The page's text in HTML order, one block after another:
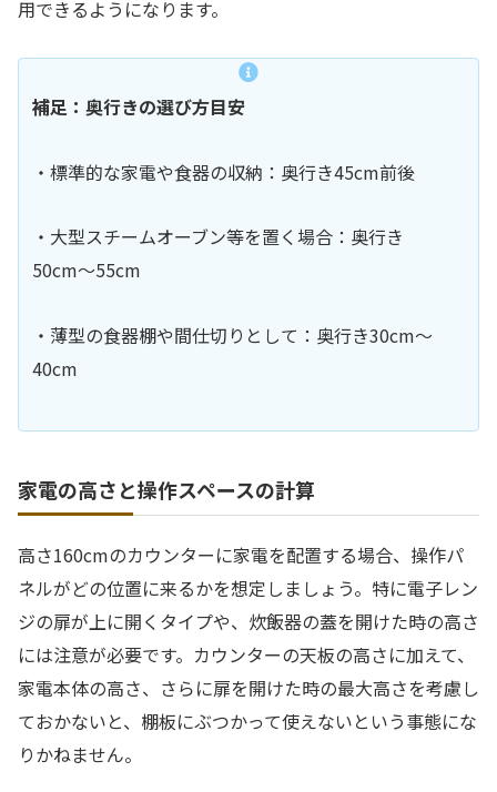
用できるようになります。
補足：奥行きの選び方目安
・標準的な家電や食器の収納：奥行き45cm前後
・大型スチームオーブン等を置く場合：奥行き
50cm〜55cm
・薄型の食器棚や間仕切りとして：奥行き30cm〜
40cm
家電の高さと操作スペースの計算
高さ160cmのカウンターに家電を配置する場合、操作パ
ネルがどの位置に来るかを想定しましょう。特に電子レン
ジの扉が上に開くタイプや、炊飯器の蓋を開けた時の高さ
には注意が必要です。カウンターの天板の高さに加えて、
家電本体の高さ、さらに扉を開けた時の最大高さを考慮し
ておかないと、棚板にぶつかって使えないという事態にな
りかねません。